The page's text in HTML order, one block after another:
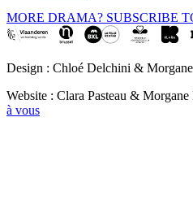
MORE DRAMA? SUBSCRIBE
Design : Chloé Delchini &
Website : Clara Pasteau &
à vous